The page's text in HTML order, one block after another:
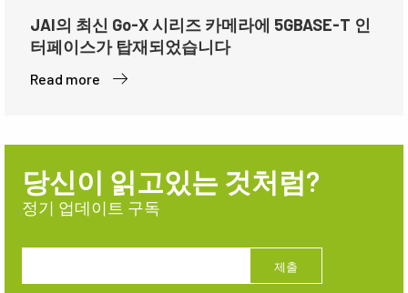
JAI의 최신 Go-X 시리즈 카메라에 5GBASE-T 인
터페이스가 탑재되었습니다
Read more
당신이 읽고있는 것처럼?
정기 업데이트 구독